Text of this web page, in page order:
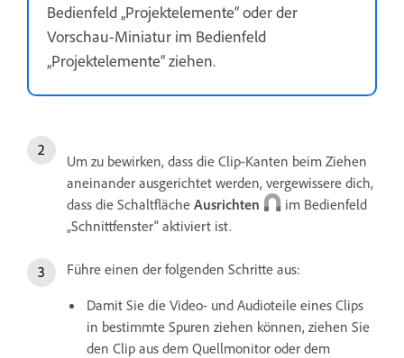
Bedienfeld „Projektelemente“ oder der
Vorschau-Miniatur im Bedienfeld
„Projektelemente“ ziehen.
Um zu bewirken, dass die Clip-Kanten beim Ziehen
aneinander ausgerichtet werden, vergewissere dich,
dass die Schaltfläche Ausrichten
im Bedienfeld
„Schnittfenster“ aktiviert ist.
Führe einen der folgenden Schritte aus:
Damit Sie die Video- und Audioteile eines Clips
in bestimmte Spuren ziehen können, ziehen Sie
den Clip aus dem Quellmonitor oder dem